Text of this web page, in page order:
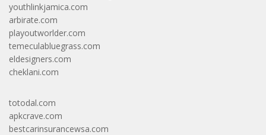
youthlinkjamica.com
arbirate.com
playoutworlder.com
temeculabluegrass.com
eldesigners.com
cheklani.com
totodal.com
apkcrave.com
bestcarinsurancewsa.com